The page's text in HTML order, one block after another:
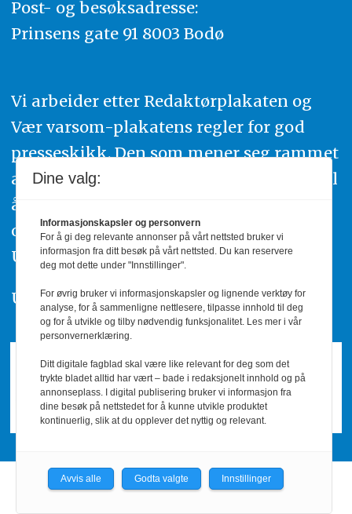
Post- og besøksadresse:
Prinsens gate 91 8003 Bodø
Vi arbeider etter Redaktørplakaten og
Vær varsom-plakatens regler for god
presseskikk. Den som mener seg rammet
av urettmessig publisering, oppfordres til
å ta kontakt med redaksjonen. Du kan
også klage inn saker til Pressens Faglige
Utvalg,www.pfu.no.
Utgiver: PBL
Dine valg:
Informasjonskapsler og personvern
For å gi deg relevante annonser på vårt nettsted bruker vi
informasjon fra ditt besøk på vårt nettsted. Du kan reservere
deg mot dette under "Innstillinger".
For øvrig bruker vi informasjonskapsler og lignende verktøy for
analyse, for å sammenligne nettlesere, tilpasse innhold til deg
og for å utvikle og tilby nødvendig funksjonalitet. Les mer i vår
personvernerklæring.
Ditt digitale fagblad skal være like relevant for deg som det
trykte bladet alltid har vært – bade i redaksjonelt innhold og på
annonseplass. I digital publisering bruker vi informasjon fra
dine besøk på nettstedet for å kunne utvikle produktet
kontinuerlig, slik at du opplever det nyttig og relevant.
Avvis alle Godta valgte Innstillinger